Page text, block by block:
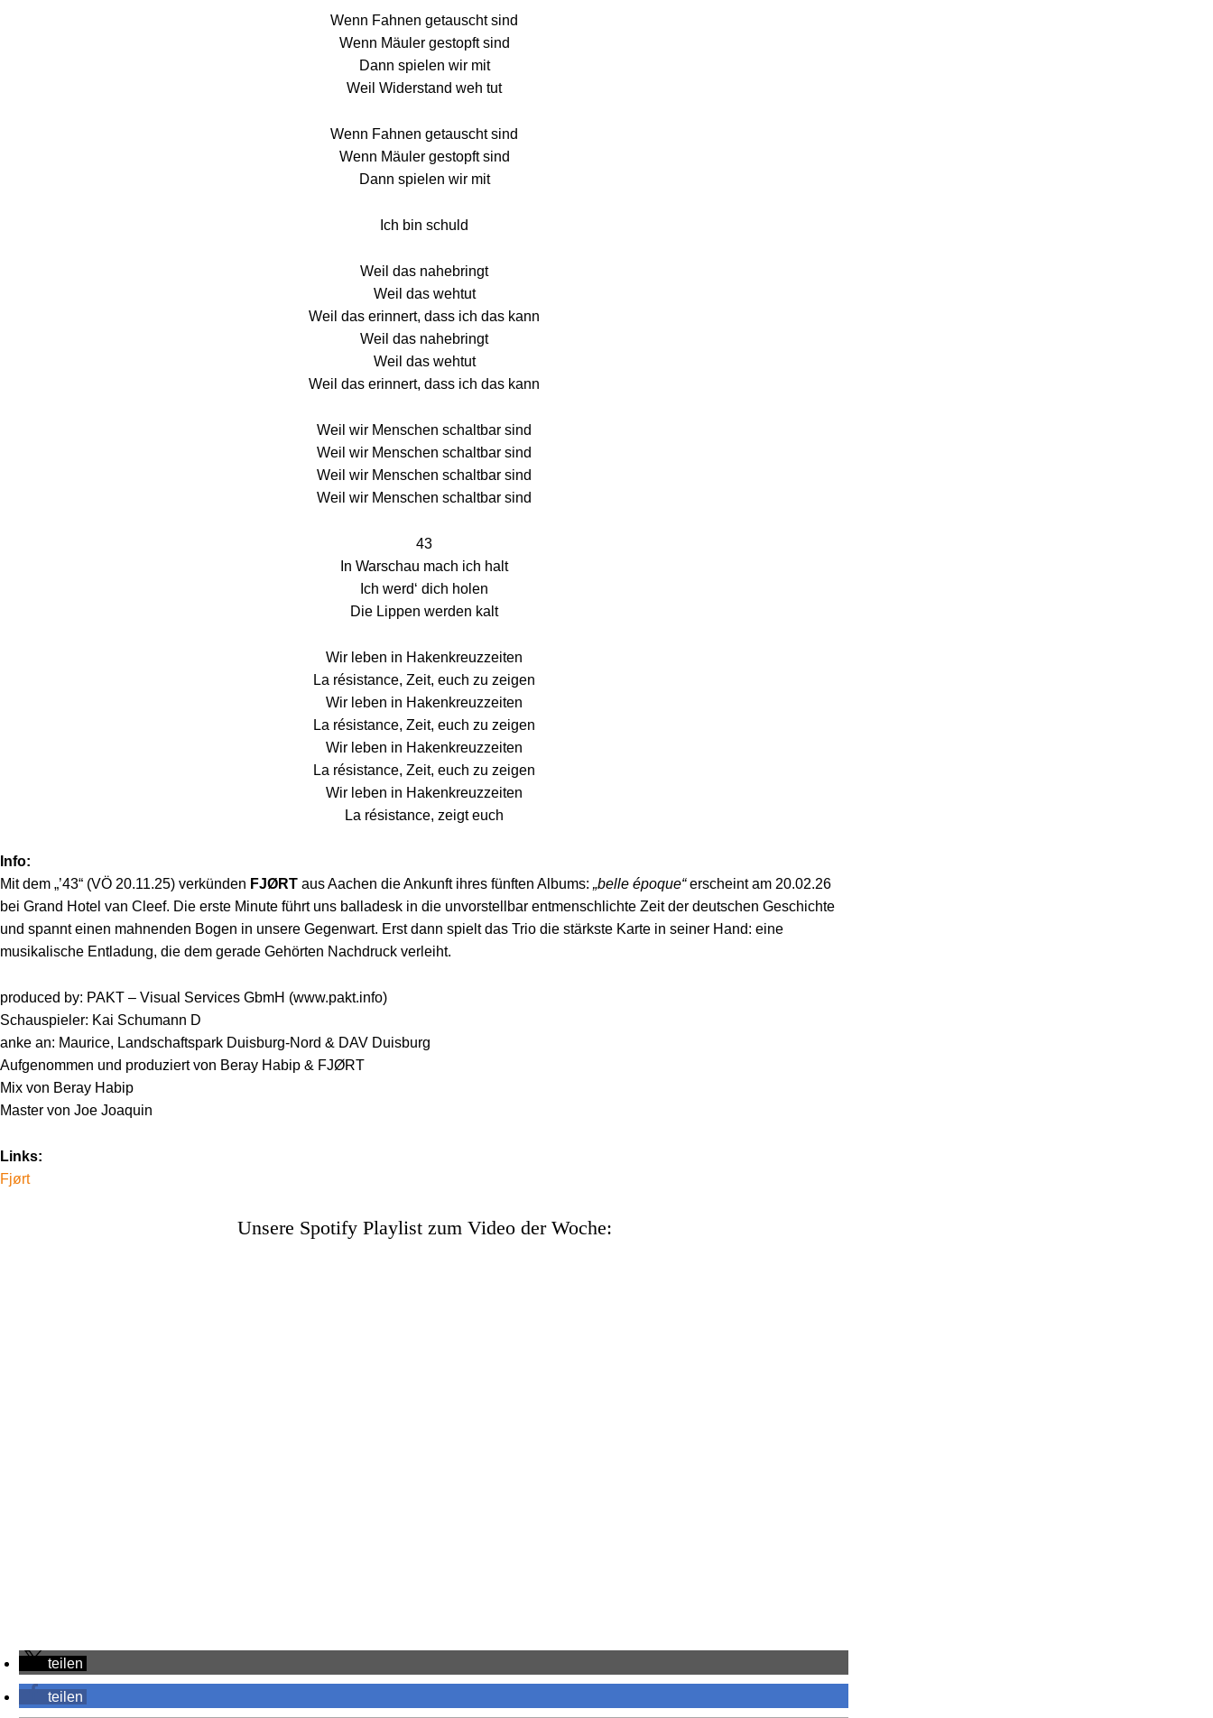
Wenn Fahnen getauscht sind
Wenn Mäuler gestopft sind
Dann spielеn wir mit
Weil Widerstand weh tut
Wеnn Fahnen getauscht sind
Wenn Mäuler gestopft sind
Dann spielen wir mit
Ich bin schuld
Weil das nahebringt
Weil das wehtut
Weil das erinnert, dass ich das kann
Weil das nahebringt
Weil das wehtut
Weil das erinnert, dass ich das kann
Weil wir Menschen schaltbar sind
Weil wir Menschen schaltbar sind
Weil wir Menschen schaltbar sind
Weil wir Menschen schaltbar sind
43
In Warschau mach ich halt
Ich werd‘ dich holen
Die Lippen werden kalt
Wir leben in Hakenkreuzzeiten
La résistance, Zeit, euch zu zeigen
Wir leben in Hakenkreuzzeiten
La résistance, Zeit, euch zu zeigen
Wir leben in Hakenkreuzzeiten
La résistance, Zeit, euch zu zeigen
Wir leben in Hakenkreuzzeiten
La résistance, zeigt euch
Info:
Mit dem „’43“ (VÖ 20.11.25) verkünden FJØRT aus Aachen die Ankunft ihres fünften Albums: „belle époque“erscheint am 20.02.26
bei Grand Hotel van Cleef. Die erste Minute führt uns balladesk in die unvorstellbar entmenschlichte Zeit der deutschen Geschichte
und spannt einen mahnenden Bogen in unsere Gegenwart. Erst dann spielt das Trio die stärkste Karte in seiner Hand: eine
musikalische Entladung, die dem gerade Gehörten Nachdruck verleiht.
produced by: PAKT – Visual Services GbmH (www.pakt.info)
Schauspieler: Kai Schumann D
anke an: Maurice, Landschaftspark Duisburg-Nord & DAV Duisburg
Aufgenommen und produziert von Beray Habip & FJØRT
Mix von Beray Habip
Master von Joe Joaquin
Links:
Fjørt
Unsere Spotify Playlist zum Video der Woche:
teilen
teilen